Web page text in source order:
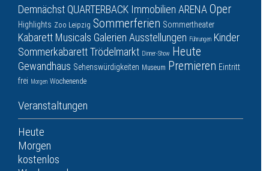
Demnächst QUARTERBACK Immobilien ARENAOper
Highlights Zoo Leipzig Sommerferien Sommertheater
Kabarett Musicals Galerien Ausstellungen Führungen Kinder
SommerkabarettTrödelmarkt Dinner-Show Heute
Gewandhaus Sehenswürdigkeiten Museum Premieren Eintritt
frei Morgen Wochenende
Veranstaltungen
Heute
Morgen
kostenlos